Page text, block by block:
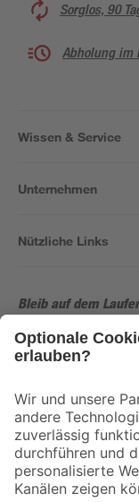
Sorglos, 90
Abholung im
Wissen & Service
Unternehmen
Nützliche Links
Bleib auf dem
Der toom Newsletter:
Folge uns